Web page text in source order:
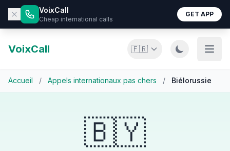
VoixCall
Cheap international calls
GET APP
VoixCall 🇫🇷
Accueil / Appels internationaux pas chers / Biélorussie
🇧🇾